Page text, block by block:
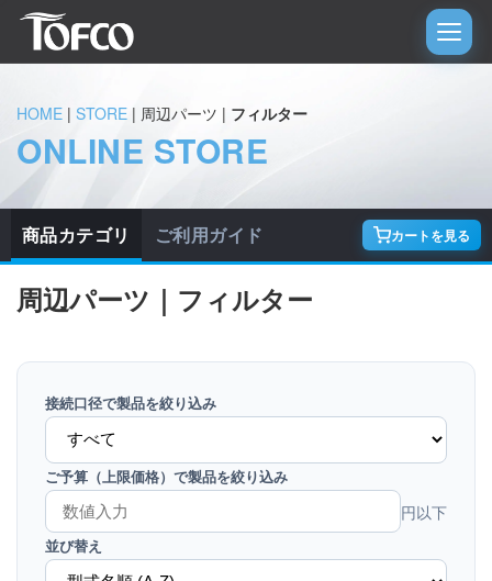
HOME | STORE | 周辺パーツ | フィルター
ONLINE STORE
商品カテゴリ ご利用ガイド カートを見る
周辺パーツ｜フィルター
接続口径で製品を絞り込み
ご予算（上限価格）で製品を絞り込み
円以下
並び替え